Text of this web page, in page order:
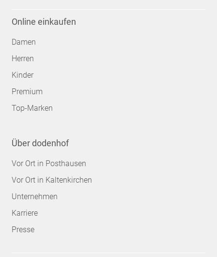
Online einkaufen
Damen
Herren
Kinder
Premium
Top-Marken
Über dodenhof
Vor Ort in Posthausen
Vor Ort in Kaltenkirchen
Unternehmen
Karriere
Presse